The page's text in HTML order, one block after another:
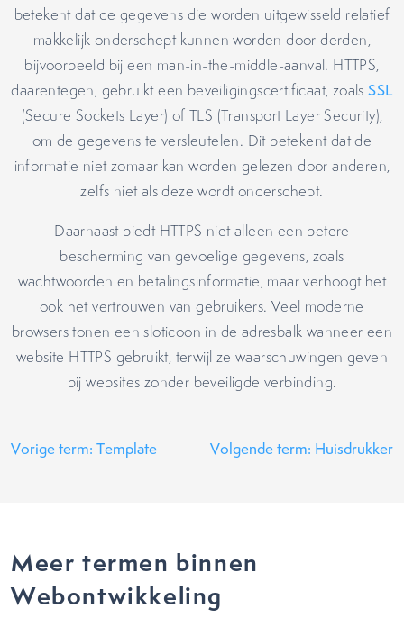
betekent dat de gegevens die worden uitgewisseld relatief
makkelijk onderschept kunnen worden door derden,
bijvoorbeeld bij een man-in-the-middle-aanval. HTTPS,
daarentegen, gebruikt een beveiligingscertificaat, zoalsSSL
(Secure Sockets Layer) of TLS (Transport Layer Security),
om de gegevens te versleutelen. Dit betekent dat de
informatie niet zomaar kan worden gelezen door anderen,
zelfs niet als deze wordt onderschept.
Daarnaast biedt HTTPS niet alleen een betere
bescherming van gevoelige gegevens, zoals
wachtwoorden en betalingsinformatie, maar verhoogt het
ook het vertrouwen van gebruikers. Veel moderne
browsers tonen een sloticoon in de adresbalk wanneer een
website HTTPS gebruikt, terwijl ze waarschuwingen geven
bij websites zonder beveiligde verbinding.
Vorige term: Template Volgende term: Huisdrukker
Meer termen binnen
Webontwikkeling